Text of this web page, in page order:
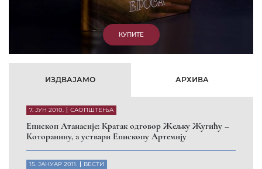
КУПИТЕ
ИЗДВАЈАМО АРХИВА
7. ЈУН 2010. САОПШТЕЊА
Eпископ Атанасије: Кратак одговор Жељку Жугићу –
Которанину, а уствари Епископу Артемију
15. ЈАНУАР 2011. ВЕСТИ